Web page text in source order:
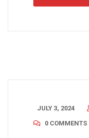
JULY 3, 2024
0 COMMENTS